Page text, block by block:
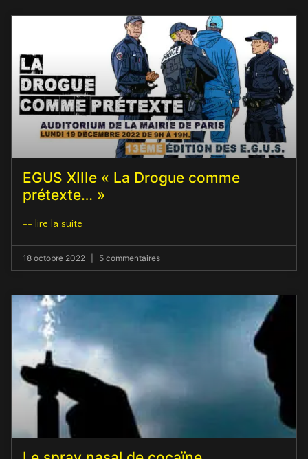
EGUS XIIIe « La Drogue comme
prétexte… »
-- lire la suite
18 octobre 2022 5 commentaires